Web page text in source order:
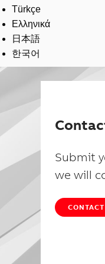
Türkçe
Ελληνικά
日本語
한국어
Submit
we will